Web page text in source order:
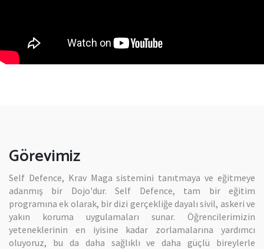
Görevimiz
Self Defence, Krav Maga sistemini tanıtmaya ve eğitmeye
adanmış bir Dojo'dur. Self Defence, tam bir eğitim
programına ek olarak, bir dizi gerçekliğe dayalı sivil, askeri ve
yakın koruma uygulamaları sunar. Öğrencilerimizin
yeteneklerinin en iyisine kadar zorlamalarına yardımcı
oluyoruz, bu da daha sağlıklı ve daha güçlü bireylerle